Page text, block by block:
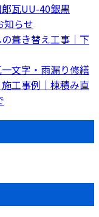
瓦UU-40銀黒
知らせ
葺き替え工事｜下
文字・雨漏り修繕
工事例｜棟積み直